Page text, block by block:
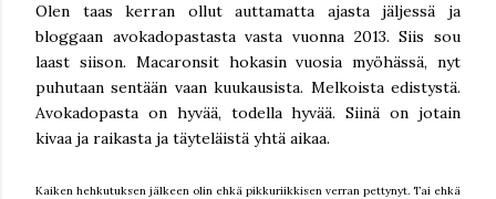
Olen taas kerran ollut auttamatta ajasta jäljessä ja
bloggaan avokadopastasta vasta vuonna 2013. Siis sou
laast siison. Macaronsit hokasin vuosia myöhässä, nyt
puhutaan sentään vaan kuukausista. Melkoista edistystä.
Avokadopasta on hyvää, todella hyvää. Siinä on jotain
kivaa ja raikasta ja täyteläistä yhtä aikaa.
Kaiken hehkutuksen jälkeen olin ehkä pikkuriikkisen verran pettynyt. Tai ehkä